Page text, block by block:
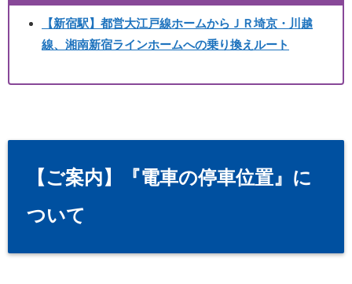
【新宿駅】 都営大江戸線ホームからＪＲ埼京・川越
線、湘南新宿ラインホームへの乗り換えルート
【ご案内】『電車の停車位置』に
ついて